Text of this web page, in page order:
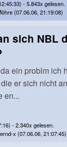
- 5.843x gelesen.
(07.06.06, 21:19:08)
sich NBL
ein problm ich
er sich nicht
en...
- 2.340x gelesen.
x (07.06.06, 21:07:45)